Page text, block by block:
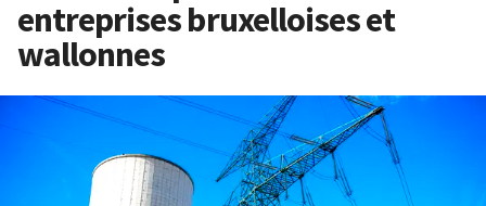
entreprises bruxelloises et
wallonnes